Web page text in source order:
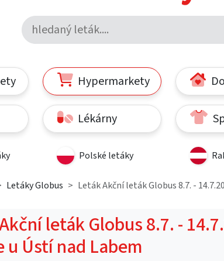
Hypermarkety
Lékárny
Polské letáky
Letáky Globus Leták Akční leták Globus 8.7. -
leták Globus 8.7. -
u Ústí nad Labem